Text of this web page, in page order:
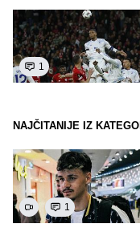
1
NAJČITANIJE IZ
1